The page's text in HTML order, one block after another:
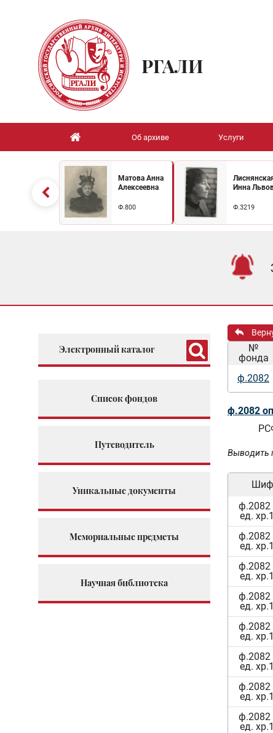
РГАЛИ
Об архиве Услуги
Матова Анна
Алексеевна
Ф.800
Инна
Ф.3219
Электронный каталог
Список фондов
Путеводитель
Уникальные документы
Мемориальные предметы
Научная библиотека
№
фонда
ф.2082
ф.2082
Выводить
ф.2082
ед.
ф.2082
ед.
ф.2082
ед.
ф.2082
ед.
ф.2082
ед.
ф.2082
ед.
ф.2082
ед.
ф.2082
ед.